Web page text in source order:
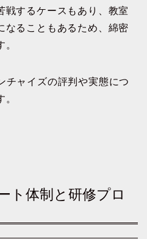
戦するケースもあり、教室
なることもあるため、綿密
チャイズの評判や実態につ
ト体制と研修プロ